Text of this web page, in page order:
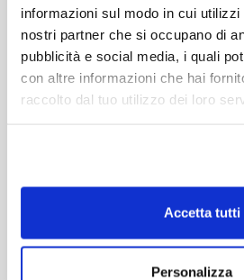
informazioni sul modo in cui
nostri partner che si occupano di
pubblicità e social media, i quali
con altre informazioni che hai
raccolto dal tuo utilizzo dei loro
Accetta tutti
Personalizza